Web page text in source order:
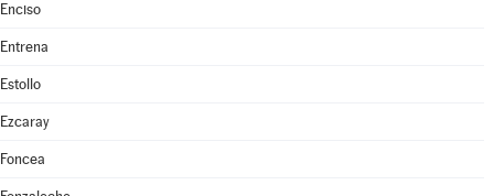
Enciso
Entrena
Estollo
Ezcaray
Foncea